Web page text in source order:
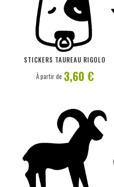
STICKERS TAUREAU RIGOLO
PERSONNALISER
À partir de 3,60 €